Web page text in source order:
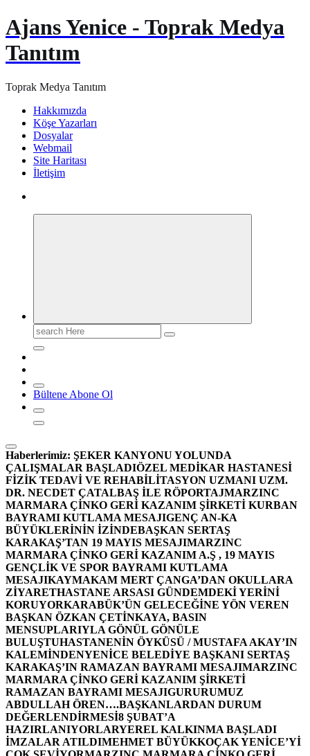
Ajans Yenice - Toprak Medya
Tanıtım
Toprak Medya Tanıtım
Hakkımızda
Köşe Yazarları
Dosyalar
Webmail
Site Haritası
İletişim
Search
for:
Bültene Abone Ol
Haberlerimiz: ŞEKER KANYONU YOLUNDA
ÇALIŞMALAR BAŞLADIÖZEL MEDİKAR HASTANESİ
FİZİK TEDAVİ VE REHABİLİTASYON UZMANI UZM.
DR. NECDET ÇATALBAŞ İLE RÖPORTAJMARZINC
MARMARA ÇİNKO GERİ KAZANIM ŞİRKETİ KURBAN
BAYRAMI KUTLAMA MESAJIGENÇ AN-KA
BÜYÜKLERİNİN İZİNDEBAŞKAN SERTAŞ
KARAKAŞ’TAN 19 MAYIS MESAJIMARZINC
MARMARA ÇİNKO GERİ KAZANIM A.Ş , 19 MAYIS
GENÇLİK VE SPOR BAYRAMI KUTLAMA
MESAJIKAYMAKAM MERT ÇANGA’DAN OKULLARA
ZİYARETHASTANE ARSASI GÜNDEMDEKİ YERİNİ
KORUYORKARABÜK’ÜN GELECEĞİNE YÖN VEREN
BAŞKAN ÖZKAN ÇETİNKAYA, BASIN
MENSUPLARIYLA GÖNÜL GÖNÜLE
BULUŞTUHASTANENİN ÖYKÜSÜ / MUSTAFA AKAY’IN
KALEMİNDENYENİCE BELEDİYE BAŞKANI SERTAŞ
KARAKAŞ’IN RAMAZAN BAYRAMI MESAJIMARZINC
MARMARA ÇİNKO GERİ KAZANIM ŞİRKETİ
RAMAZAN BAYRAMI MESAJIGURURUMUZ
ABDULLAH ÖREN….BAŞKANLARDAN DURUM
DEĞERLENDİRMESİ8 ŞUBAT’A
HAZIRLANIYORLARYEREL KALKINMA BAŞLADI
İMZALAR ATILDIMEHMET BÜYÜKKOÇAK YENİCE’Yİ